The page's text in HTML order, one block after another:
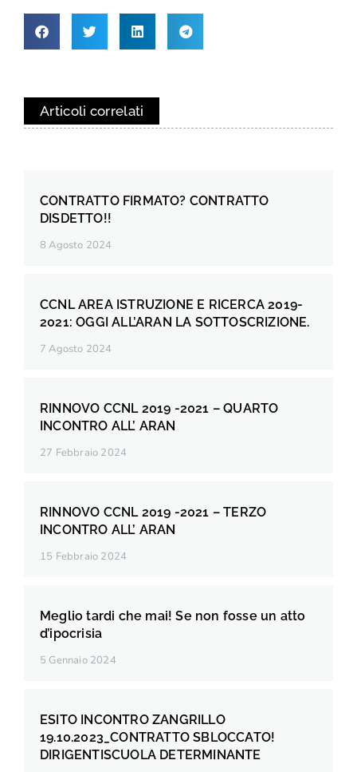
Articoli correlati
CONTRATTO FIRMATO? CONTRATTO
DISDETTO!!
8 Agosto 2024
CCNL AREA ISTRUZIONE E RICERCA 2019-
2021: OGGI ALL’ARAN LA SOTTOSCRIZIONE.
7 Agosto 2024
RINNOVO CCNL 2019 -2021 – QUARTO
INCONTRO ALL’ ARAN
27 Febbraio 2024
RINNOVO CCNL 2019 -2021 – TERZO
INCONTRO ALL’ ARAN
15 Febbraio 2024
Meglio tardi che mai! Se non fosse un atto
d’ipocrisia
5 Gennaio 2024
ESITO INCONTRO ZANGRILLO
19.10.2023_CONTRATTO SBLOCCATO!
DIRIGENTISCUOLA DETERMINANTE